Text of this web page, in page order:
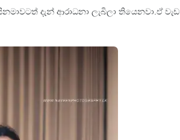
දැන් ආරාධනා ලැබිලා තියෙනවා.ඒ වැඩ